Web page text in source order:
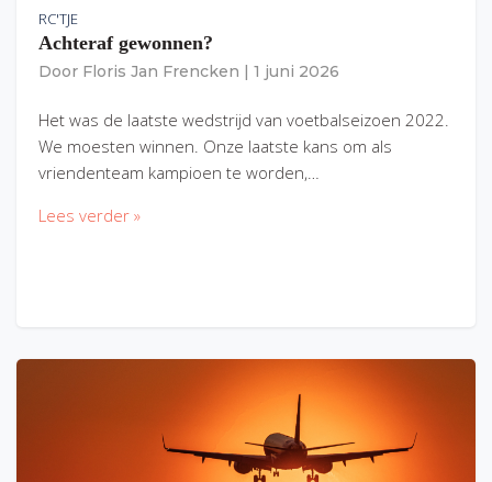
RC'TJE
Achteraf gewonnen?
Door Floris Jan Frencken 1 juni 2026
Het was de laatste wedstrijd van voetbalseizoen 2022.
We moesten winnen. Onze laatste kans om als
vriendenteam kampioen te worden,…
Lees verder »